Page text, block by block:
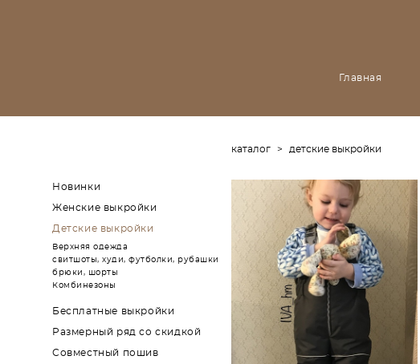
Главная
Новинки
Женские выкройки
Детские выкройки
Верхняя одежда
свитшоты, худи, футболки, рубашки
брюки, шорты
Комбинезоны
Бесплатные выкройки
Размерный ряд со скидкой
Совместный пошив
каталог > детские выкройки